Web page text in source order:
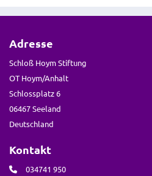
Adresse
Schloß Hoym Stiftung
OT Hoym/Anhalt
Schlossplatz 6
06467 Seeland
Deutschland
Kontakt
034741 950